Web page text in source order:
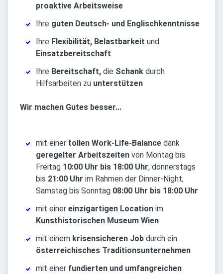
proaktive Arbeitsweise
Ihre guten Deutsch- und Englischkenntnisse
Ihre Flexibilität, Belastbarkeit und
Einsatzbereitschaft
Ihre Bereitschaft, die Schank durch
Hilfsarbeiten zu unterstützen
Wir machen Gutes besser...
mit einer tollen Work-Life-Balance dank
geregelter Arbeitszeiten von Montag bis
Freitag 10:00 Uhr bis 18:00 Uhr, donnerstags
bis 21:00 Uhr im Rahmen der Dinner-Night,
Samstag bis Sonntag 08:00 Uhr bis 18:00 Uhr
mit einer einzigartigen Location im
Kunsthistorischen Museum Wien
mit einem krisensicheren Job durch ein
österreichisches Traditionsunternehmen
mit einer fundierten und umfangreichen